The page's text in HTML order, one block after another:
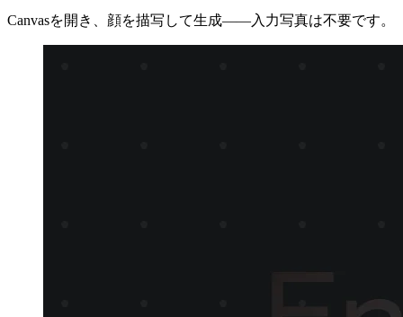
Canvasを開き、顔を描写して生成——入力写真は不要です。